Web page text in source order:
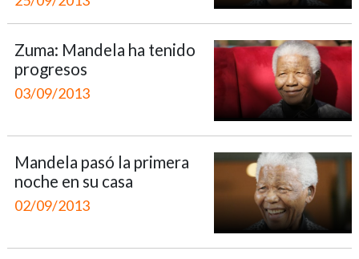
Zuma: Mandela ha tenido
progresos
03/09/2013
Mandela pasó la primera
noche en su casa
02/09/2013